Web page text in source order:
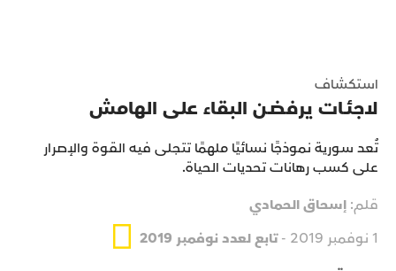
استكشاف
لاجئـات‭ ‬يرفضـن‭ ‬البقاء‭ ‬على‭ ‬الهامش
تُعد سورية نموذجًا نسائيًا ملهمًا تتجلى فيه القوة والإصرار
على كسب رهانات تحديات الحياة.
قلم: إسحاق الحمادي
1 نوفمبر 2019 -
تابع لعدد نوفمبر 2019